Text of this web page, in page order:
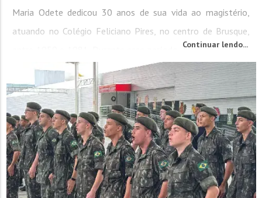
Maria Odete dedicou 30 anos de sua vida ao magistério,
atuando no Colégio Feliciano Pires, no centro de Brusque,
entre 1950 e 1981. Durante esse período, além de lecionar,
buscou sua...
Continuar lendo...